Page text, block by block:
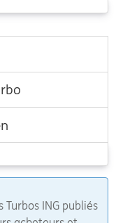
ING publiés